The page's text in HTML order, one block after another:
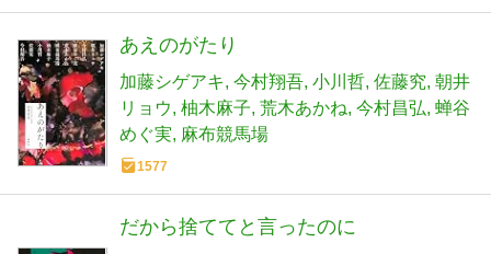
あえのがたり
加藤シゲアキ 今村翔吾 小川哲 佐藤究 朝井
リョウ 柚木麻子 荒木あかね 今村昌弘 蝉谷
めぐ実 麻布競馬場
1577
だから捨ててと言ったのに